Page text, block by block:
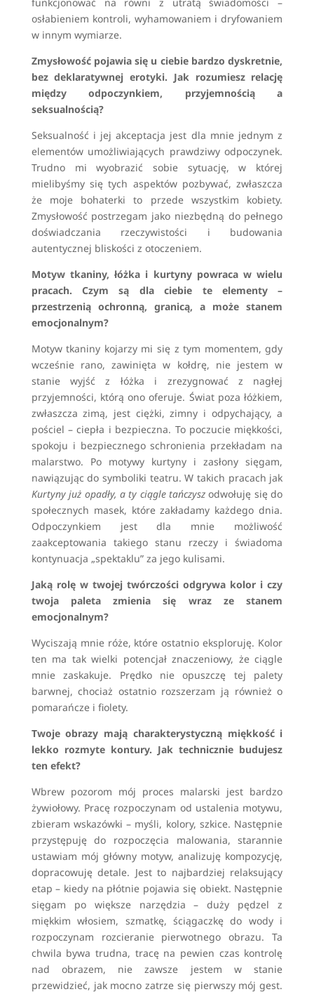
osłabieniem kontroli, wyhamowaniem i dryfowaniem
w innym wymiarze.
Zmysłowość pojawia się u ciebie bardzo dyskretnie,
bez deklaratywnej erotyki. Jak rozumiesz relację
między odpoczynkiem, przyjemnością a
seksualnością?
Seksualność i jej akceptacja jest dla mnie jednym z
elementów umożliwiających prawdziwy odpoczynek.
Trudno mi wyobrazić sobie sytuację, w której
mielibyśmy się tych aspektów pozbywać, zwłaszcza
że moje bohaterki to przede wszystkim kobiety.
Zmysłowość postrzegam jako niezbędną do pełnego
doświadczania rzeczywistości i budowania
autentycznej bliskości z otoczeniem.
Motyw tkaniny, łóżka i kurtyny powraca w wielu
pracach. Czym są dla ciebie te elementy –
przestrzenią ochronną, granicą, a może stanem
emocjonalnym?
Motyw tkaniny kojarzy mi się z tym momentem, gdy
wcześnie rano, zawinięta w kołdrę, nie jestem w
stanie wyjść z łóżka i zrezygnować z nagłej
przyjemności, którą ono oferuje. Świat poza łóżkiem,
zwłaszcza zimą, jest ciężki, zimny i odpychający, a
pościel – ciepła i bezpieczna. To poczucie miękkości,
spokoju i bezpiecznego schronienia przekładam na
malarstwo. Po motywy kurtyny i zasłony sięgam,
nawiązując do symboliki teatru. W takich pracach jak
Kurtyny już opadły, a ty ciągle tańczysz odwołuję się do
społecznych masek, które zakładamy każdego dnia.
Odpoczynkiem jest dla mnie możliwość
zaakceptowania takiego stanu rzeczy i świadoma
kontynuacja „spektaklu” za jego kulisami.
Jaką rolę w twojej twórczości odgrywa kolor i czy
twoja paleta zmienia się wraz ze stanem
emocjonalnym?
Wyciszają mnie róże, które ostatnio eksploruję. Kolor
ten ma tak wielki potencjał znaczeniowy, że ciągle
mnie zaskakuje. Prędko nie opuszczę tej palety
barwnej, chociaż ostatnio rozszerzam ją również o
pomarańcze i fiolety.
Twoje obrazy mają charakterystyczną miękkość i
lekko rozmyte kontury. Jak technicznie budujesz
ten efekt?
Wbrew pozorom mój proces malarski jest bardzo
żywiołowy. Pracę rozpoczynam od ustalenia motywu,
zbieram wskazówki – myśli, kolory, szkice. Następnie
przystępuję do rozpoczęcia malowania, starannie
ustawiam mój główny motyw, analizuję kompozycję,
dopracowuję detale. Jest to najbardziej relaksujący
etap – kiedy na płótnie pojawia się obiekt. Następnie
sięgam po większe narzędzia – duży pędzel z
miękkim włosiem, szmatkę, ściągaczkę do wody i
rozpoczynam rozcieranie pierwotnego obrazu. Ta
chwila bywa trudna, tracę na pewien czas kontrolę
nad obrazem, nie zawsze jestem w stanie
przewidzieć, jak mocno zatrze się pierwszy mój gest.